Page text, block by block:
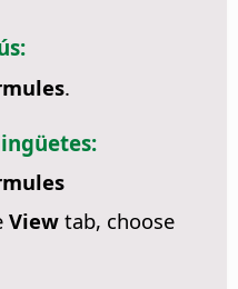
.
Viewtab, choose